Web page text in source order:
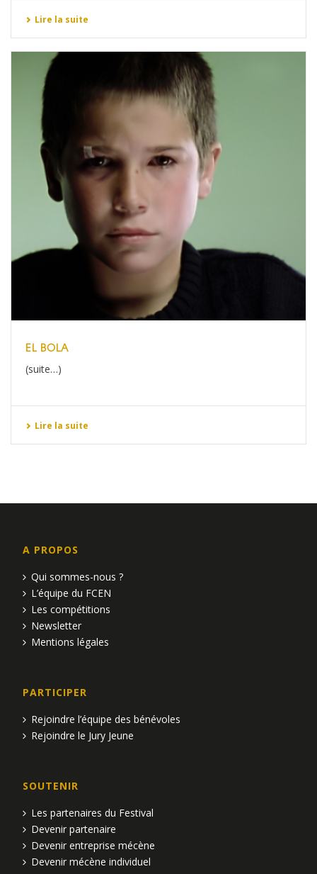
Lire la suite
EL BOLA
(suite…)
Lire la suite
A PROPOS
Qui sommes-nous ?
L’équipe du FCEN
Les compétitions
Newsletter
Mentions légales
PARTICIPER
Rejoindre l’équipe des bénévoles
Rejoindre le Jury Jeune
SOUTENIR
Les partenaires du Festival
Devenir partenaire
Devenir entreprise mécène
Devenir mécène individuel